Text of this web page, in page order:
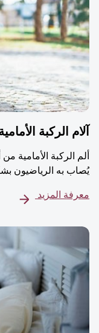
آلام الركبة
ألم الركبة الأمامية
يُصاب به الرياضيون
معرفة المزيد